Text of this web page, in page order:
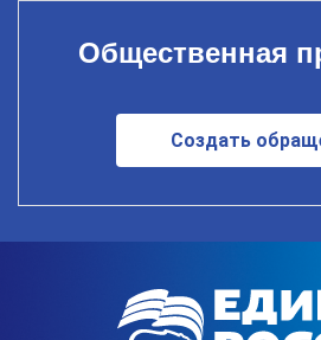
Общественная
Создать